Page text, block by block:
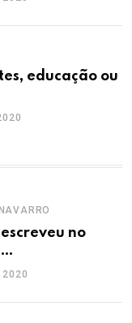
educação ou
no
2020